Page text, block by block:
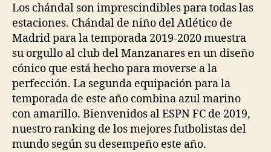
Los chándal son imprescindibles para todas las
estaciones. Chándal de niño del Atlético de
Madrid para la temporada 2019-2020 muestra
su orgullo al club del Manzanares en un diseño
cónico que está hecho para moverse a la
perfección. La segunda equipación para la
temporada de este año combina azul marino
con amarillo. Bienvenidos al ESPN FC de 2019,
nuestro ranking de los mejores futbolistas del
mundo según su desempeño este año.